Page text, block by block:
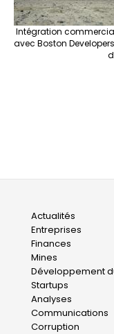
Intégration
avec Boston
Main
Actualités
Entreprises
Finances
Mines
Développement
Startups
Analyses
Communications
Corruption